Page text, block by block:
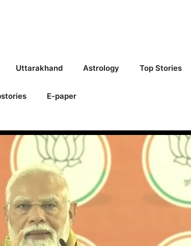
Uttarakhand Astrology Top Stories
E-paper